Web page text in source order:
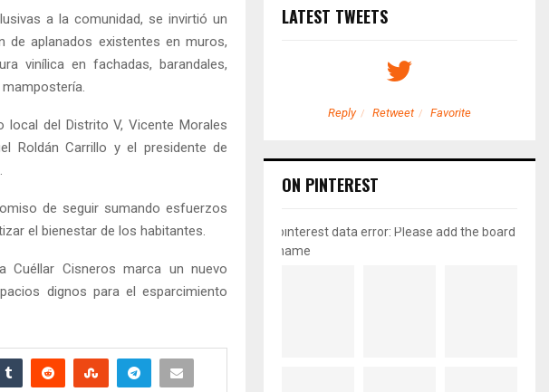
a la comunidad, se invirtió un
de aplanados existentes en muros,
vinílica en fachadas, barandales,
del Distrito V, Vicente Morales
Roldán Carrillo y el presidente de
de seguir sumando esfuerzos
el bienestar de los habitantes.
Cuéllar Cisneros marca un nuevo
dignos para el esparcimiento
LATEST TWEETS
Reply Retweet Favorite
ON PINTEREST
pinterest data error: Please add the board
name